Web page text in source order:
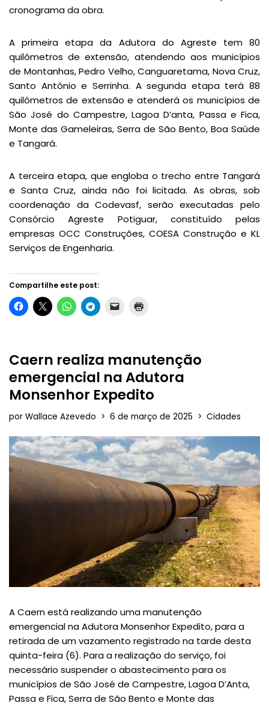
cronograma da obra.
A primeira etapa da Adutora do Agreste tem 80
quilômetros de extensão, atendendo aos municípios
de Montanhas, Pedro Velho, Canguaretama, Nova Cruz,
Santo Antônio e Serrinha. A segunda etapa terá 88
quilômetros de extensão e atenderá os municípios de
São José do Campestre, Lagoa D’anta, Passa e Fica,
Monte das Gameleiras, Serra de São Bento, Boa Saúde
e Tangará.
A terceira etapa, que engloba o trecho entre Tangará
e Santa Cruz, ainda não foi licitada. As obras, sob
coordenação da Codevasf, serão executadas pelo
Consórcio Agreste Potiguar, constituído pelas
empresas OCC Construções, COESA Construção e KL
Serviços de Engenharia.
Compartilhe este post:
Caern realiza manutenção
emergencial na Adutora
Monsenhor Expedito
por Wallace Azevedo 6 de março de 2025 Cidades
A Caern está realizando uma manutenção
emergencial na Adutora Monsenhor Expedito, para a
retirada de um vazamento registrado na tarde desta
quinta-feira (6). Para a realização do serviço, foi
necessário suspender o abastecimento para os
municípios de São José de Campestre, Lagoa D’Anta,
Passa e Fica, Serra de São Bento e Monte das